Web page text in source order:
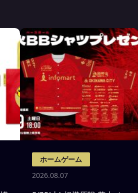
ホームゲーム
2026.08.07